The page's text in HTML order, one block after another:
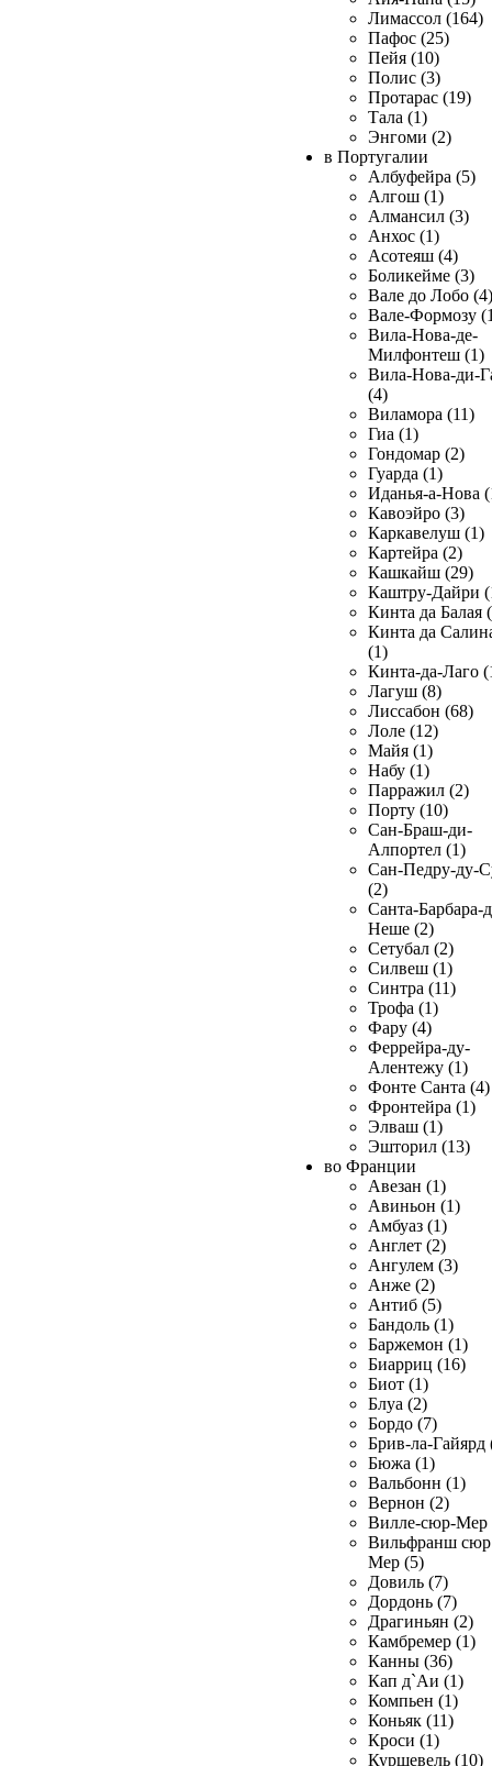
Лимассол (164)
Пафос (25)
Пейя (10)
Полис (3)
Протарас (19)
Тала (1)
Энгоми (2)
в Португалии
Албуфейра (5)
Алгош (1)
Алмансил (3)
Анхос (1)
Асотеяш (4)
Боликейме (3)
Вале до Лобо (4)
Вале-Формозу
Вила-Нова-де-
Милфонтеш (1)
Вила-Нова-ди-
(4)
Виламора (11)
Гиа (1)
Гондомар (2)
Гуарда (1)
Иданья-а-Нова
Кавоэйро (3)
Каркавелуш (1)
Картейра (2)
Кашкайш (29)
Каштру-Дайри
Кинта да Балая
Кинта да
(1)
Кинта-да-Лаго
Лагуш (8)
Лиссабон (68)
Лоле (12)
Майя (1)
Набу (1)
Парражил (2)
Порту (10)
Сан-Браш-ди-
Алпортел (1)
Сан-Педру-ду-
(2)
Санта-Барбара-
Неше (2)
Сетубал (2)
Силвеш (1)
Синтра (11)
Трофа (1)
Фару (4)
Феррейра-ду-
Алентежу (1)
Фонте Санта (4)
Фронтейра (1)
Элваш (1)
Эшторил (13)
во Франции
Авезан (1)
Авиньон (1)
Амбуаз (1)
Англет (2)
Ангулем (3)
Анже (2)
Антиб (5)
Бандоль (1)
Баржемон (1)
Биарриц (16)
Биот (1)
Блуа (2)
Бордо (7)
Брив-ла-Гайярд
Бюжа (1)
Вальбонн (1)
Вернон (2)
Вилле-сюр-Мер
Вильфранш сюр
Мер (5)
Довиль (7)
Дордонь (7)
Драгиньян (2)
Камбремер (1)
Канны (36)
Кап д`Аи (1)
Компьен (1)
Коньяк (11)
Кроси (1)
Куршевель (10)